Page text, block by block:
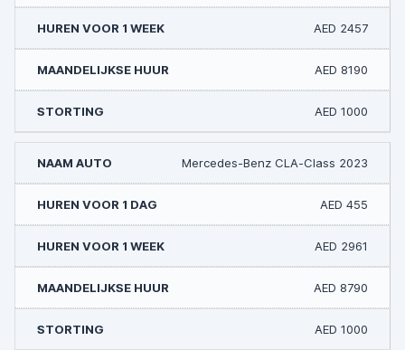
AED 2457
AED 8190
AED 1000
Mercedes-Benz CLA-Class 2023
AED 455
AED 2961
AED 8790
AED 1000